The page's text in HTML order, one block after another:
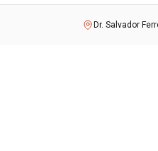
Dr. Salvador